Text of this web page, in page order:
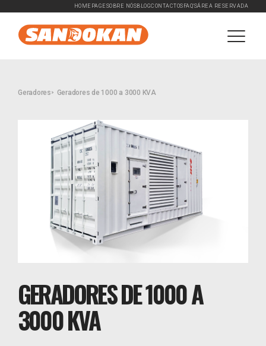
HOMEPAGE SOBRE NÓSBLOGCONTACTOS FAQ'SÁREA RESERVADA
Geradores Geradores de 1000 a 3000 KVA
GERADORES DE 1000 A
3000 KVA